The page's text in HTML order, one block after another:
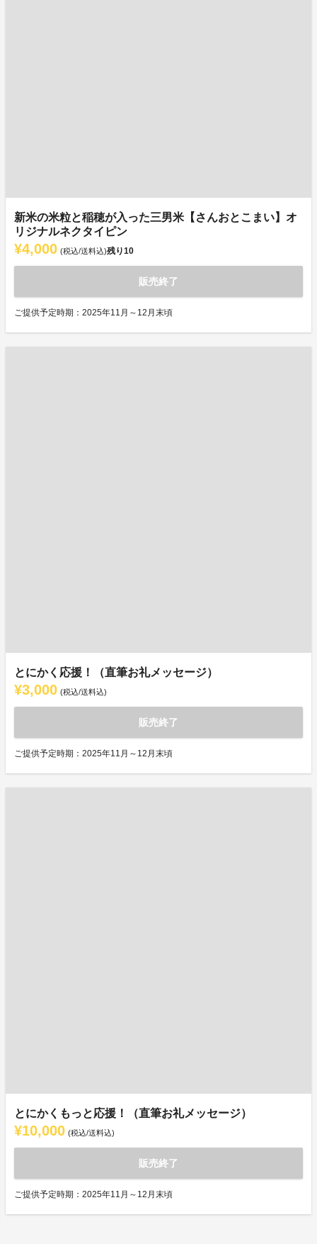
新米の米粒と稲穂が入った三男米【さんおとこまい】オ
リジナルネクタイピン
¥4,000 (税込/送料込)残り10
販売終了
ご提供予定時期：2025年11月～12月末頃
とにかく応援！（直筆お礼メッセージ）
¥3,000 (税込/送料込)
販売終了
ご提供予定時期：2025年11月～12月末頃
とにかくもっと応援！（直筆お礼メッセージ）
¥10,000 (税込/送料込)
販売終了
ご提供予定時期：2025年11月～12月末頃